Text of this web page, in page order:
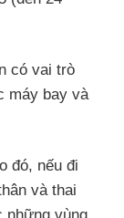
có vai trò
máy bay và
đó, nếu đi
và thai